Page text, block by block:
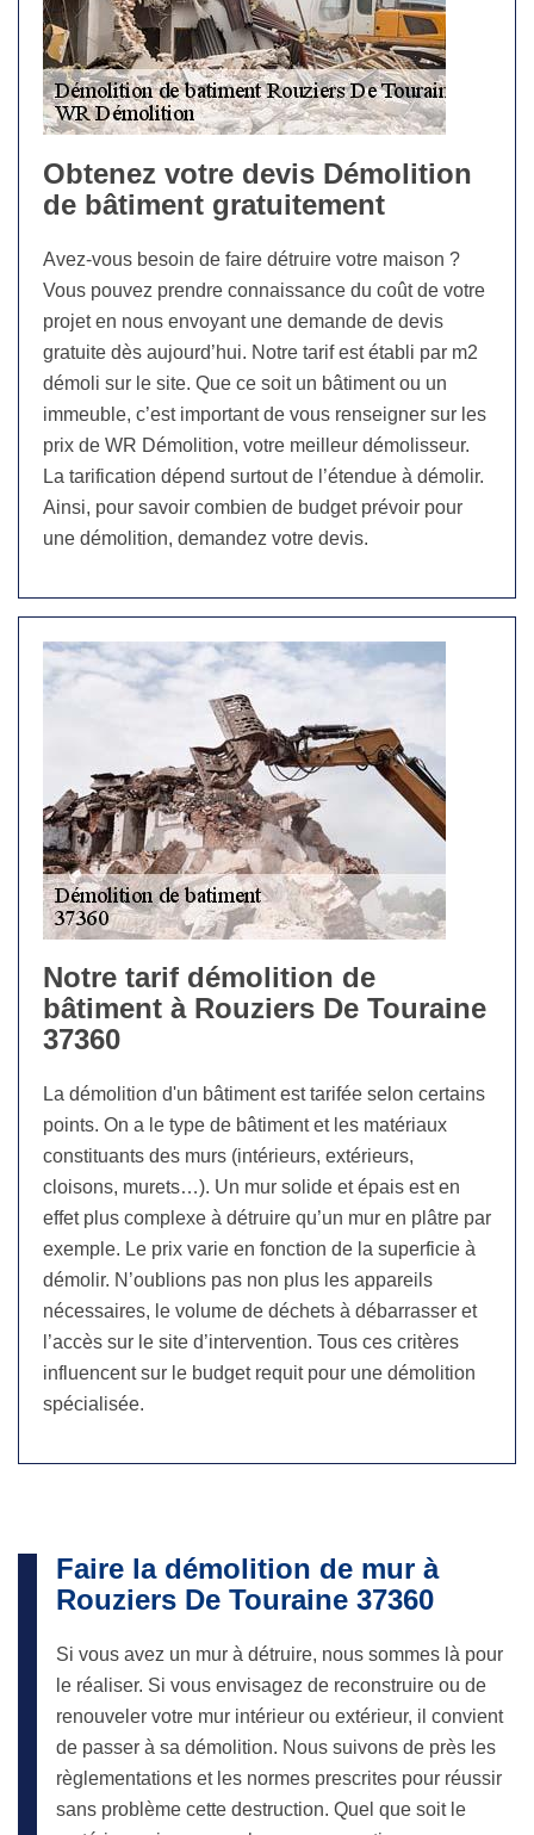
Obtenez votre devis Démolition
de bâtiment gratuitement
Avez-vous besoin de faire détruire votre maison ?
Vous pouvez prendre connaissance du coût de votre
projet en nous envoyant une demande de devis
gratuite dès aujourd’hui. Notre tarif est établi par m2
démoli sur le site. Que ce soit un bâtiment ou un
immeuble, c’est important de vous renseigner sur les
prix de WR Démolition, votre meilleur démolisseur.
La tarification dépend surtout de l’étendue à démolir.
Ainsi, pour savoir combien de budget prévoir pour
une démolition, demandez votre devis.
Notre tarif démolition de
bâtiment à Rouziers De Touraine
37360
La démolition d'un bâtiment est tarifée selon certains
points. On a le type de bâtiment et les matériaux
constituants des murs (intérieurs, extérieurs,
cloisons, murets…). Un mur solide et épais est en
effet plus complexe à détruire qu’un mur en plâtre par
exemple. Le prix varie en fonction de la superficie à
démolir. N’oublions pas non plus les appareils
nécessaires, le volume de déchets à débarrasser et
l’accès sur le site d’intervention. Tous ces critères
influencent sur le budget requit pour une démolition
spécialisée.
Faire la démolition de mur à
Rouziers De Touraine 37360
Si vous avez un mur à détruire, nous sommes là pour
le réaliser. Si vous envisagez de reconstruire ou de
renouveler votre mur intérieur ou extérieur, il convient
de passer à sa démolition. Nous suivons de près les
règlementations et les normes prescrites pour réussir
sans problème cette destruction. Quel que soit le